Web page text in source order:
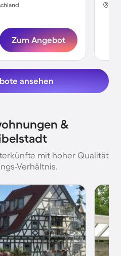
Zum Angebot
ansehen
&
mit hoher Qualität
Verhältnis.